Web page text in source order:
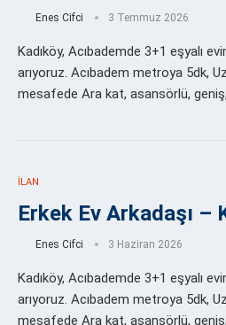
Enes Cifci 3 Temmuz 2026
Kadıköy, Acıbademde 3+1 eşyalı
arıyoruz. Acıbadem metroya 5dk,
mesafede Ara kat, asansörlü, geniş,
İLAN
Erkek Ev Arkadaşı –
Enes Cifci 3 Haziran 2026
Kadıköy, Acıbademde 3+1 eşyalı
arıyoruz. Acıbadem metroya 5dk,
mesafede Ara kat, asansörlü, geniş,